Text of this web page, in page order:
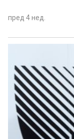
пред 4 нед.